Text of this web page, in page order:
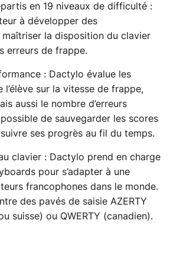
en 19 niveaux de difficulté :
à développer des
maîtriser la disposition du clavier
erreurs de frappe.
: Dactylo évalue les
l’élève sur la vitesse de frappe,
aussi le nombre d’erreurs
de sauvegarder les scores
ses progrès au fil du temps.
clavier : Dactylo prend en charge
pour s’adapter à une
francophones dans le monde.
des pavés de saisie AZERTY
suisse) ou QWERTY (canadien).